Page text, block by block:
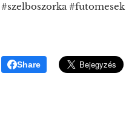
#szelboszorka #futomesek
Share